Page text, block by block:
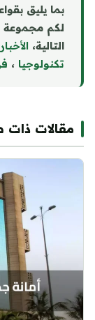
بما يليق
لكم مجموعة
التالية،
تكنولوجيا ،
مقالات ذات